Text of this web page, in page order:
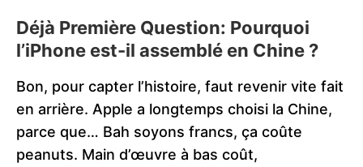
Déjà Première Question: Pourquoi
l’iPhone est-il assemblé en Chine ?
Bon, pour capter l’histoire, faut revenir vite fait
en arrière. Apple a longtemps choisi la Chine,
parce que… Bah soyons francs, ça coûte
peanuts. Main d’œuvre à bas coût,